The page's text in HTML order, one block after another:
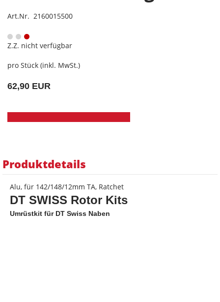
Art.Nr. 2160015500
Z.Z. nicht verfügbar
pro Stück (inkl. MwSt.)
62,90 EUR
Produktdetails
Alu, für 142/148/12mm TA, Ratchet
DT SWISS Rotor Kits
Umrüstkit für DT Swiss Naben